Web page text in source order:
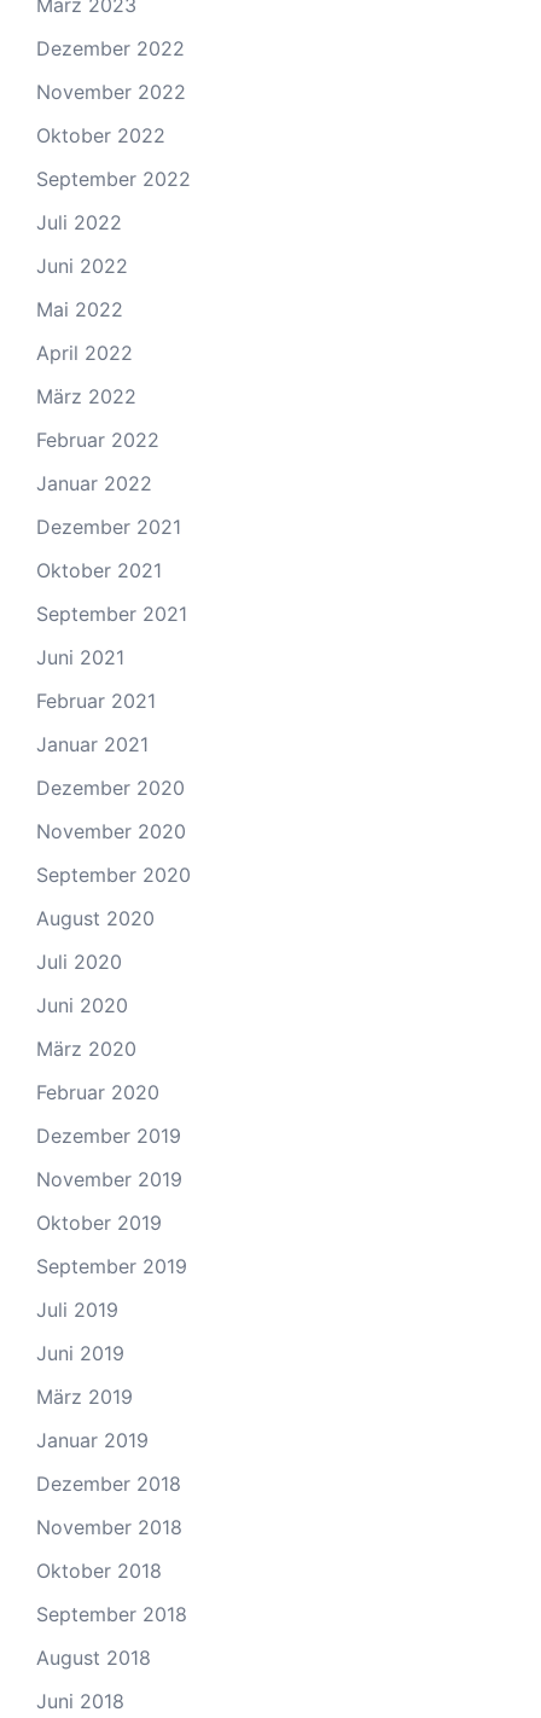
März 2023
Dezember 2022
November 2022
Oktober 2022
September 2022
Juli 2022
Juni 2022
Mai 2022
April 2022
März 2022
Februar 2022
Januar 2022
Dezember 2021
Oktober 2021
September 2021
Juni 2021
Februar 2021
Januar 2021
Dezember 2020
November 2020
September 2020
August 2020
Juli 2020
Juni 2020
März 2020
Februar 2020
Dezember 2019
November 2019
Oktober 2019
September 2019
Juli 2019
Juni 2019
März 2019
Januar 2019
Dezember 2018
November 2018
Oktober 2018
September 2018
August 2018
Juni 2018